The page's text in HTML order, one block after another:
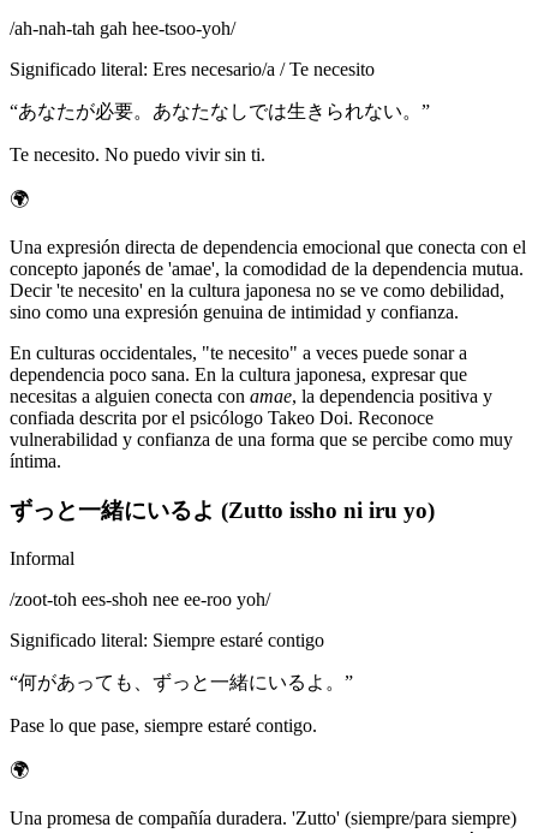
/ah-nah-tah gah hee-tsoo-yoh/
Significado literal: Eres necesario/a / Te necesito
“あなたが必要。あなたなしでは生きられない。 ”
Te necesito. No puedo vivir sin ti.
🌍
Una expresión directa de dependencia emocional que conecta con el
concepto japonés de 'amae', la comodidad de la dependencia mutua.
Decir 'te necesito' en la cultura japonesa no se ve como debilidad,
sino como una expresión genuina de intimidad y confianza.
En culturas occidentales, "te necesito" a veces puede sonar a
dependencia poco sana. En la cultura japonesa, expresar que
necesitas a alguien conecta con amae, la dependencia positiva y
confiada descrita por el psicólogo Takeo Doi. Reconoce
vulnerabilidad y confianza de una forma que se percibe como muy
íntima.
ずっと一緒にいるよ (Zutto issho ni iru yo)
Informal
/zoot-toh ees-shoh nee ee-roo yoh/
Significado literal: Siempre estaré contigo
“何があっても、ずっと一緒にいるよ。 ”
Pase lo que pase, siempre estaré contigo.
🌍
Una promesa de compañía duradera. 'Zutto' (siempre/para siempre)